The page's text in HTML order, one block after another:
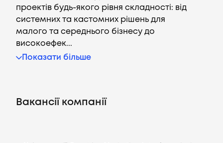
CV генератор
проектів будь-якого рівня складності: від
системних та кастомних рішень для
малого та середнього бізнесу до
високоефек...
Показати більше
Вакансії компанії